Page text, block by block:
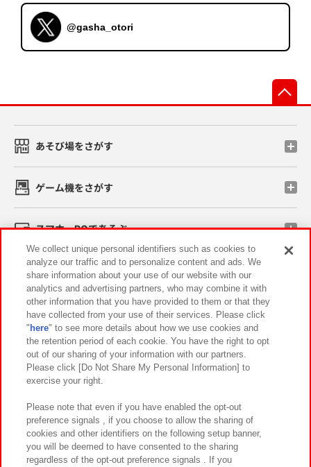
@gasha_otori
あそび場をさがす
ゲーム機をさがす
スマホ・PCであそぶ
イベント・キャンペーン
関連会社 サステナビリティ サイトポリシー
プライバシーポリシー ウェブアクセシビリティ方針と検証結果
お取引先さまとともに
カスタマーハラスメント対応方針 よくあるご質問・お問い合わせ
We collect unique personal identifiers such as cookies to
analyze our traffic and to personalize content and ads. We
share information about your use of our website with our
analytics and advertising partners, who may combine it with
other information that you have provided to them or that they
have collected from your use of their services. Please click
" here" to see more details about how we use cookies and
the retention period of each cookie. You have the right to opt
out of our sharing of your information with our partners.
Please click [Do Not Share My Personal Information] to
exercise your right.
Please note that even if you have enabled the opt-out
preference signals , if you choose to allow the sharing of
cookies and other identifiers on the following setup banner,
you will be deemed to have consented to the sharing
regardless of the opt-out preference signals . If you